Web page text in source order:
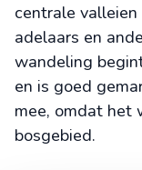
centrale
adelaars en
wandeling
en is goed
mee, omdat het
bosgebied.